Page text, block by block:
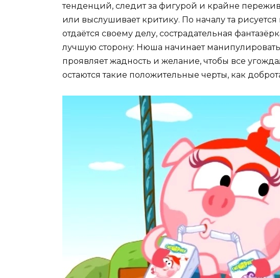
тенденций, следит за фигурой и крайне
или выслушивает критику. По началу та рисуется
отдаётся своему делу, сострадательная
лучшую сторону: Нюша начинает
проявляет жадность и желание, чтобы все
остаются такие положительные черты, как